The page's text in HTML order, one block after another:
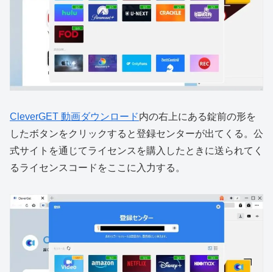
CleverGET 動画ダウンロード内の右上にある錠前の形を
したボタンをクリックすると登録センターが出てくる。公
式サイトを通じてライセンスを購入したときに送られてく
るライセンスコードをここに入力する。